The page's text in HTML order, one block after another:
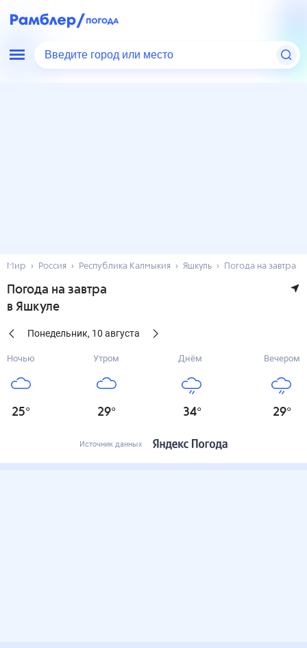
Введите город или место
Мир Россия Республика Калмыкия Яшкуль Погода на завтра
Погода на завтра
в Яшкуле
Понедельник, 10 августа
Ночью
25°
Утром
29°
Днём
34°
Вечером
29°
Источник данных